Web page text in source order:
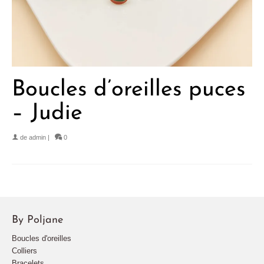
Boucles d’oreilles puces
– Judie
de admin | 0
By Poljane
Boucles d'oreilles
Colliers